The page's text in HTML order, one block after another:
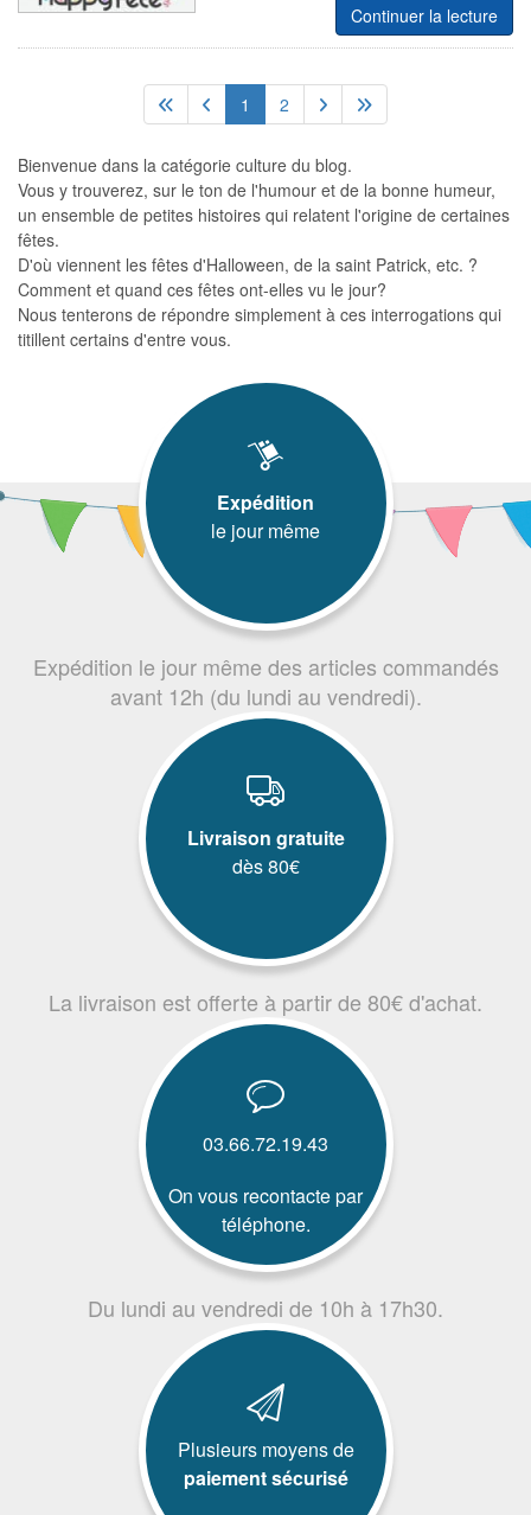
Continuer la lecture
1 2
Bienvenue dans la catégorie culture du blog.
Vous y trouverez, sur le ton de l'humour et de la bonne humeur,
un ensemble de petites histoires qui relatent l'origine de certaines
fêtes.
D'où viennent les fêtes d'Halloween, de la saint Patrick, etc. ?
Comment et quand ces fêtes ont-elles vu le jour?
Nous tenterons de répondre simplement à ces interrogations qui
titillent certains d'entre vous.
Expédition
le jour même
Expédition le jour même des articles commandés
avant 12h (du lundi au vendredi).
Livraison gratuite
dès 80€
La livraison est offerte à partir de 80€ d'achat.
03.66.72.19.43
On vous recontacte par
téléphone.
Du lundi au vendredi de 10h à 17h30.
Plusieurs moyens de
paiement sécurisé